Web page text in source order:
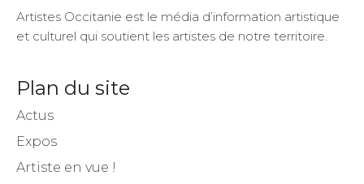
Artistes Occitanie est le média d’information artistique
et culturel qui soutient les artistes de notre territoire.
Plan du site
Actus
Expos
Artiste en vue !